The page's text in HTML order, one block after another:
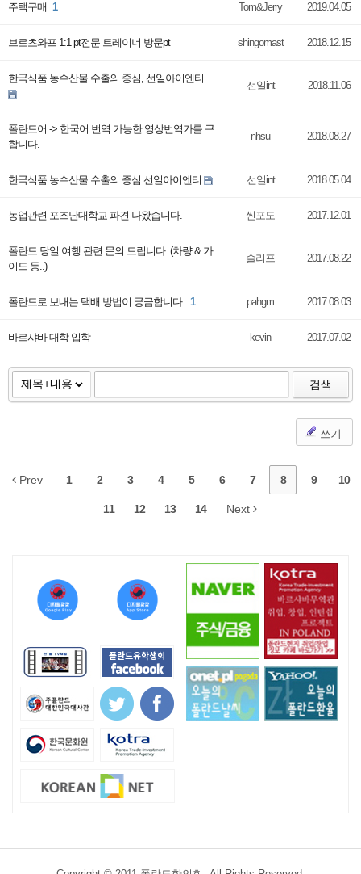
주택구매 1 Tom&Jerry 2019.04.05
브로츠와프 1:1 pt전문 트레이너 방문pt shingomast 2018.12.15
한국식품 농수산물 수출의 중심, 선일아이엔티
선일int 2018.11.06
폴란드어 -> 한국어 번역 가능한 영상번역가를 구
합니다.
nhsu 2018.08.27
한국식품 농수산물 수출의 중심 선일아이엔티 선일int 2018.05.04
농업관련 포즈난대학교 파견 나왔습니다. 씬포도 2017.12.01
폴란드 당일 여행 관련 문의 드립니다. (차량 & 가
이드 등..)
슬리프 2017.08.22
폴란드로 보내는 택배 방법이 궁금합니다. 1 pahgm 2017.08.03
바르샤바 대학 입학 kevin 2017.07.02
검색
쓰기
Prev 1 2 3 4 5 6 7 8 9 10
11 12 13 14 Next